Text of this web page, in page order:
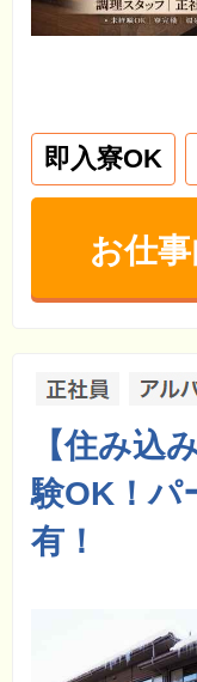
即入寮OK
お仕
【住み込
験OK！パ
有！